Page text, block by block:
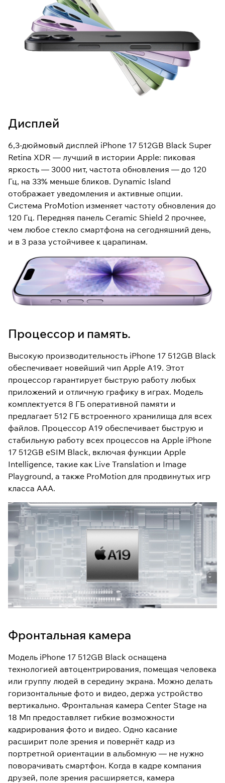
Дисплей
6,3-дюймовый дисплей iPhone 17 512GB Black Super
Retina XDR — лучший в истории Apple: пиковая
яркость — 3000 нит, частота обновления — до 120
Гц, на 33% меньше бликов. Dynamic Island
отображает уведомления и активные опции.
Система ProMotion изменяет частоту обновления до
120 Гц. Передняя панель Ceramic Shield 2 прочнее,
чем любое стекло смартфона на сегодняшний день,
и в 3 раза устойчивее к царапинам.
Процессор и память.
Высокую производительность iPhone 17 512GB Black
обеспечивает новейший чип Apple A19. Этот
процессор гарантирует быструю работу любых
приложений и отличную графику в играх. Модель
комплектуется 8 ГБ оперативной памяти и
предлагает 512 ГБ встроенного хранилища для всех
файлов. Процессор A19 обеспечивает быструю и
стабильную работу всех процессов на Apple iPhone
17 512GB eSIM Black, включая функции Apple
Intelligence, такие как Live Translation и Image
Playground, а также ProMotion для продвинутых игр
класса AAA.
Фронтальная камера
Модель iPhone 17 512GB Black оснащена
технологией автоцентрирования, помещая человека
или группу людей в середину экрана. Можно делать
горизонтальные фото и видео, держа устройство
вертикально. Фронтальная камера Center Stage на
18 Мп предоставляет гибкие возможности
кадрирования фото и видео. Одно касание
расширит поле зрения и повернёт кадр из
портретной ориентации в альбомную — не нужно
поворачивать смартфон. Когда в кадре компания
друзей, поле зрения расширяется, камера